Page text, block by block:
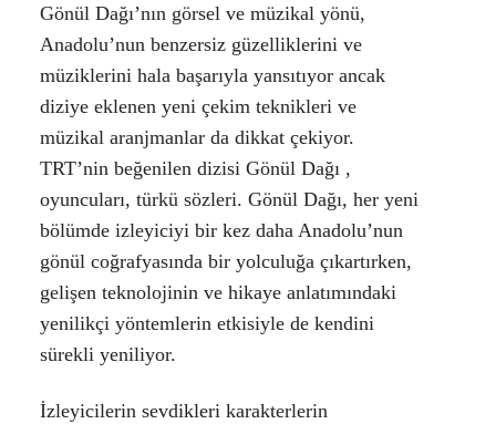
Gönül Dağı’nın görsel ve müzikal yönü,
Anadolu’nun benzersiz güzelliklerini ve
müziklerini hala başarıyla yansıtıyor ancak
diziye eklenen yeni çekim teknikleri ve
müzikal aranjmanlar da dikkat çekiyor.
TRT’nin beğenilen dizisi Gönül Dağı ,
oyuncuları, türkü sözleri. Gönül Dağı, her yeni
bölümde izleyiciyi bir kez daha Anadolu’nun
gönül coğrafyasında bir yolculuğa çıkartırken,
gelişen teknolojinin ve hikaye anlatımındaki
yenilikçi yöntemlerin etkisiyle de kendini
sürekli yeniliyor.
İzleyicilerin sevdikleri karakterlerin